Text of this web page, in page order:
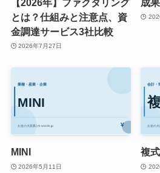
【2026年】ファクタリング
とは？仕組みと注意点、資
金調達サービス3社比較
2026年7月27日
成
MINI
2026年5月11日
複